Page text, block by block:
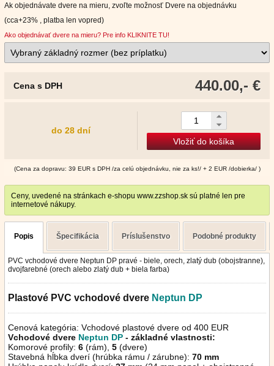
Ak objednávate dvere na mieru, zvoľte možnosť Dvere na objednávku
(cca+23% , platba len vopred)
Ako objednávať dvere na mieru? Pre info KLIKNITE TU!
440.00,- €
Cena s DPH
do 28 dní
Vložiť do košíka
(Cena za dopravu: 39 EUR s DPH /za celú objednávku, nie za ks!/ + 2 EUR /dobierka/ )
Ceny, uvedené na stránkach e-shopu www.zzshop.sk sú platné len pre
internetové nákupy.
Popis Špecifikácia Príslušenstvo Podobné produkty
PVC vchodové dvere Neptun DP pravé - biele, orech, zlatý dub (obojstranne),
dvojfarebné (orech alebo zlatý dub + biela farba)
Plastové PVC vchodové dvere Neptun DP
Cenová kategória: Vchodové plastové dvere od 400 EUR
Vchodové dvere Neptun DP - základné vlastnosti:
Komorové profily: 6 (rám), 5 (dvere)
Stavebná hĺbka dverí (hrúbka rámu / zárubne): 70 mm